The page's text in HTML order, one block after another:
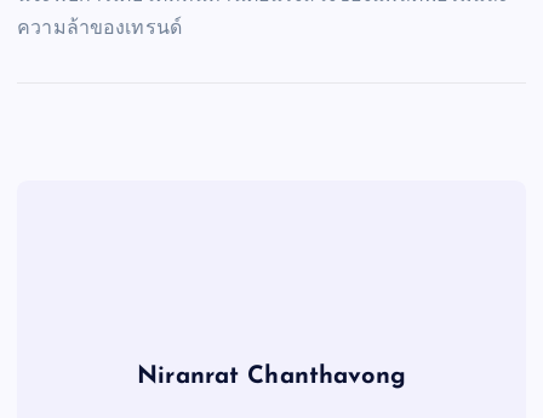
ความล้าของเทรนด์
Niranrat Chanthavong